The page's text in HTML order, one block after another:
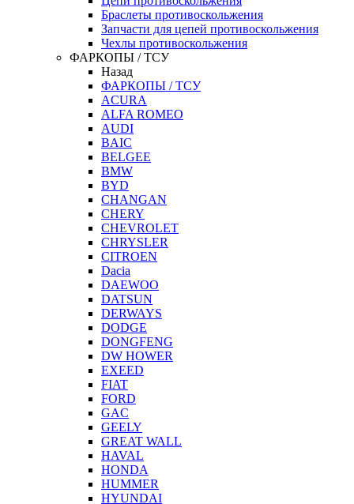
Браслеты противоскольжения
Запчасти для цепей противоскольжения
Чехлы противоскольжения
ФАРКОПЫ / ТСУ
Назад
ФАРКОПЫ / ТСУ
ACURA
ALFA ROMEO
AUDI
BAIC
BELGEE
BMW
BYD
CHANGAN
CHERY
CHEVROLET
CHRYSLER
CITROEN
Dacia
DAEWOO
DATSUN
DERWAYS
DODGE
DONGFENG
DW HOWER
EXEED
FIAT
FORD
GAC
GEELY
GREAT WALL
HAVAL
HONDA
HUMMER
HYUNDAI